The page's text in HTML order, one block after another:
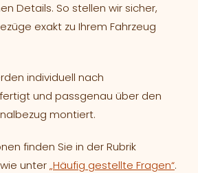
Details. So stellen wir sicher,
exakt zu Ihrem Fahrzeug
individuell nach
und passgenau über den
montiert.
finden Sie in der Rubrik
unter„Häufig gestellte Fragen“.